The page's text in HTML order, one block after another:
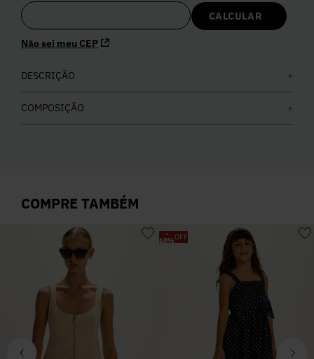
Não sei meu CEP
DESCRIÇÃO
COMPOSIÇÃO
COMPRE TAMBÉM
-
60%OFF
6º Vestidos
7º Calça Jeans
Colete
10º Corselet